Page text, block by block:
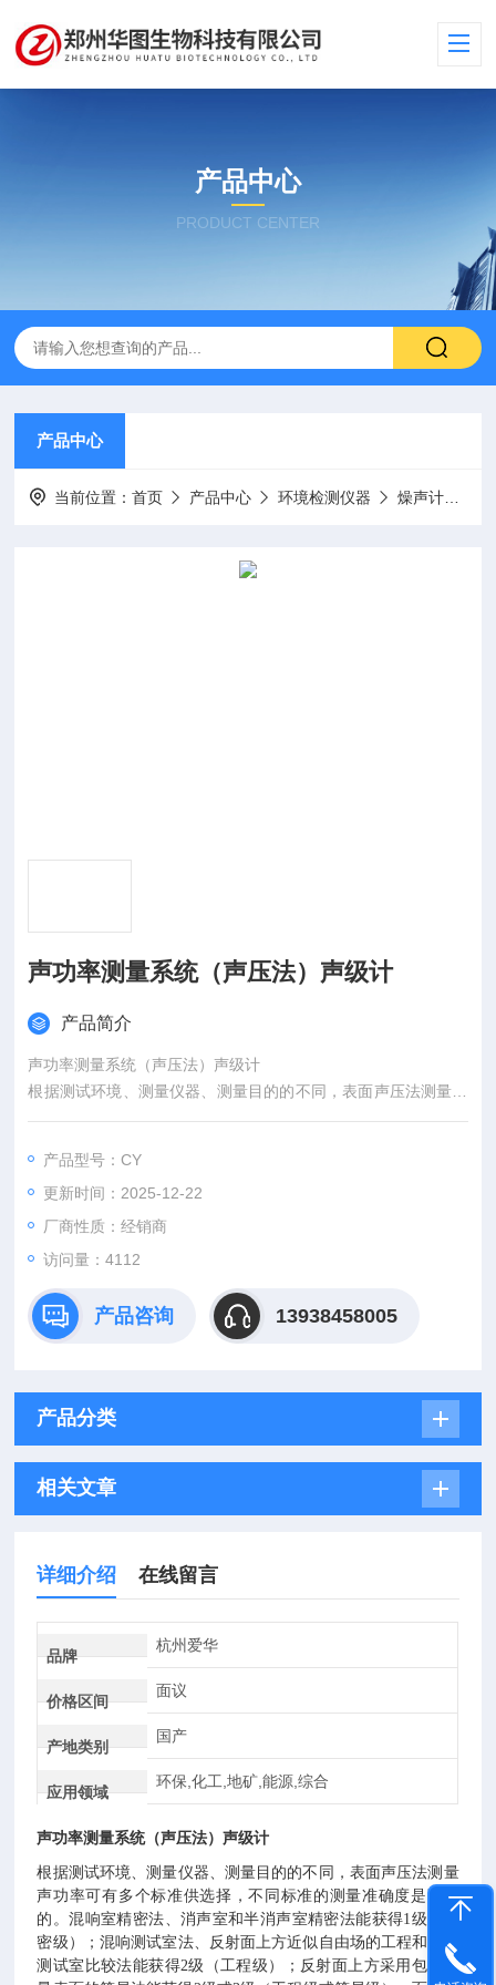
产品中心
PRODUCT CENTER
产品中心
当前位置：首页 产品中心 环境检测仪器 燥声计
声功率测量系统（声压法）声级计
产品简介
声功率测量系统（声压法）声级计
根据测试环境、测量仪器、测量目的的不同，表面声压法测量声
功率可有多个标准供选择，不同标准的测量准确度是不同的。混
混响测试室法、反射面上方近似自由场的工程和硬壁测试室比较
法能获得2级（工程级）；反射面上方采用包络测量表面的简易
法能获得2级或3级；而现场比较法只能达到3级（简易级）准确
度。
产品型号：CY
更新时间：2025-12-22
厂商性质：经销商
访问量：4112
产品咨询 13938458005
产品分类
相关文章
详细介绍 在线留言
品牌
杭州爱华
价格区间
面议
产地类别
国产
应用领域
环保,化工,地矿,能源,综合
声功率测量系统（声压法）声级计
根据测试环境、测量仪器、测量目的的不同，表面声压法测量
声功率可有多个标准供选择，不同标准的测量准确度是不同
的。混响室精密法、消声室和半消声室精密法能获得1级（精
密级）；混响测试室法、反射面上方近似自由场的工程和硬壁
测试室比较法能获得2级（工程级）；反射面上方采用包络测